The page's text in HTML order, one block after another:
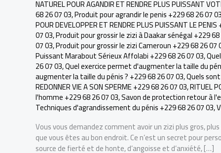
NATUREL POUR AGANDIR ET RENDRE PLUS PUISSANT
68 26 07 03,Produit pour agrandir le penis +229 68 26 07
POUR DEVELOPPER ET RENDRE PLUS PUISSANT LE
07 03,Produit pour grossir le zizi à Daakar sénégal +229
07 03,Produit pour grossir le zizi Cameroun +229 68 26 07
Puissant Marabout Sérieux Affolabi +229 68 26 07 03,
26 07 03,Quel exercice permet d'augmenter la taille du
augmenter la taille du pénis ? +229 68 26 07 03,Quels
REDONNER VIE A SON SPERME +229 68 26 07 03,RITUEL
l'homme +229 68 26 07 03,Savon de protection retour à
Techniques d'agrandissement du pénis +229 68 26 07 03,
Vous vous demandez comment avoir un zizi plus gros,
que vous êtes au bon endroit. Ce n’est un secret pour
source de fierté et de honte, d’angoisse et d’anxiété, […]